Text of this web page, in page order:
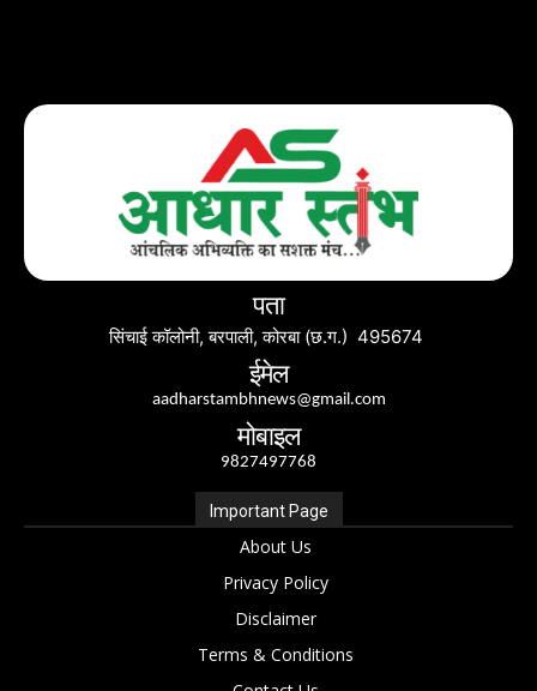
पता
सिंचाई कॉलोनी, बरपाली, कोरबा (छ.ग.) 495674
ईमेल
aadharstambhnews@gmail.com
मोबाइल
9827497768
Important Page
About Us
Privacy Policy
Disclaimer
Terms & Conditions